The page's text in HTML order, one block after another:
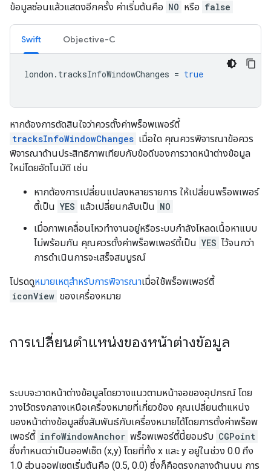
ข้อมูลซ่อนแล้วแสดงอีกครั้ง ค่าเริ่มต้นคือ NO หรือ false
Swift Objective-C
london . tracksInfoWindowChanges = true
หากต้องการตัดสินใจว่าควรตั้งค่าพร็อพเพอร์ตี้
tracksInfoWindowChanges เมื่อใด คุณควรพิจารณาข้อควร
พิจารณาด้านประสิทธิภาพเทียบกับข้อดีของการวาดหน้าต่างข้อมูล
ใหม่โดยอัตโนมัติ เช่น
หากต้องการเปลี่ยนแปลงหลายรายการ ให้เปลี่ยนพร็อพเพอร์
ตี้เป็น YES แล้วเปลี่ยนกลับเป็น NO
เมื่อภาพเคลื่อนไหวทำงานอยู่หรือระบบกำลังโหลดเนื้อหาแบบ
ไม่พร้อมกัน คุณควรตั้งค่าพร็อพเพอร์ตี้เป็น YES ไว้จนกว่า
การดำเนินการจะเสร็จสมบูรณ์
โปรดดูหมายเหตุสำหรับการพิจารณาเมื่อใช้พร็อพเพอร์ตี้
iconView ของเครื่องหมาย
การเปลี่ยนตำแหน่งของหน้าต่างข้อมูล
ระบบจะวาดหน้าต่างข้อมูลโดยวางแนวตามหน้าจอของอุปกรณ์ โดย
วางไว้ตรงกลางเหนือเครื่องหมายที่เกี่ยวข้อง คุณเปลี่ยนตำแหน่ง
ของหน้าต่างข้อมูลซึ่งสัมพันธ์กับเครื่องหมายได้โดยการตั้งค่าพร็อพ
เพอร์ตี้ infoWindowAnchor พร็อพเพอร์ตี้นี้ยอมรับ CGPoint
ซึ่งกำหนดว่าเป็นออฟเซ็ต (x,y) โดยที่ทั้ง x และ y อยู่ในช่วง 0.0 ถึง
1.0 ส่วนออฟเซตเริ่มต้นคือ (0.5, 0.0) ซึ่งก็คือตรงกลางด้านบน การ